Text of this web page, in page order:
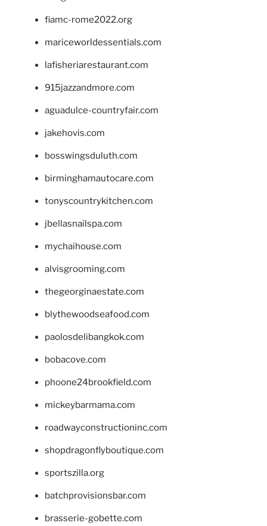
fiamc-rome2022.org
mariceworldessentials.com
lafisheriarestaurant.com
915jazzandmore.com
aguadulce-countryfair.com
jakehovis.com
bosswingsduluth.com
birminghamautocare.com
tonyscountrykitchen.com
jbellasnailspa.com
mychaihouse.com
alvisgrooming.com
thegeorginaestate.com
blythewoodseafood.com
paolosdelibangkok.com
bobacove.com
phoone24brookfield.com
mickeybarmama.com
roadwayconstructioninc.com
shopdragonflyboutique.com
sportszilla.org
batchprovisionsbar.com
brasserie-gobette.com